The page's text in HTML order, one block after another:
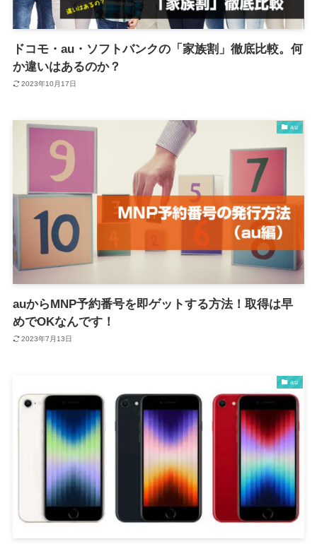
ドコモ・au・ソフトバンクの「家族割」徹底比較。何
か違いはあるのか？
2023年10月17日
au
auからMNP予約番号を即ゲットする方法！取得は早
めでOKなんです！
2023年7月13日
au